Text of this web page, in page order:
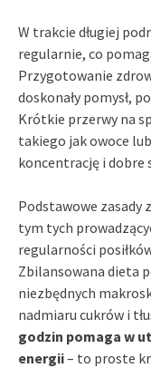
W trakcie długiej
regularnie, co
Przygotowanie
doskonały pomysł,
Krótkie przerwy na
takiego jak owoce
koncentrację i dobre
Podstawowe zasady
tym tych
regularności
Zbilansowana dieta
niezbędnych
nadmiaru cukrów i
godzin pomaga w
energii– to proste